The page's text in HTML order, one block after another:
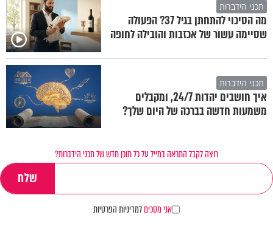
תכני הידברות
מה הסיכוי להתחתן בגיל 37? הפעולה
שסיימה עשור של אכזבות והובילה לחופה
תכני הידברות
איך חושבים יהדות 24/7, ומקבלים
משמעות חדשה בברכה של היום שלך?
רוצה לקבל התראה במייל על כל תוכן חדש של תכני הידברות?
אני מסכיםלמדיניות הפרטיות